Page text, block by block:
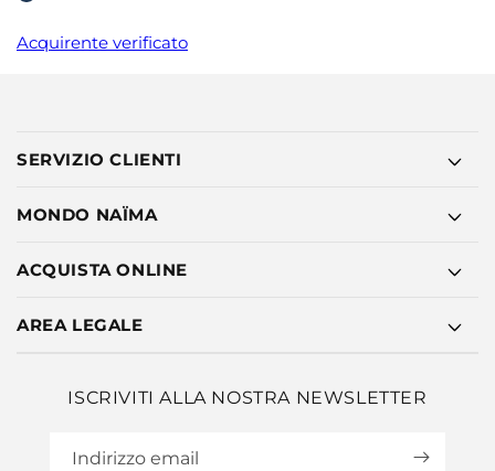
Acquirente verificato
SERVIZIO CLIENTI
MONDO NAÏMA
ACQUISTA ONLINE
AREA LEGALE
ISCRIVITI ALLA NOSTRA NEWSLETTER
Indirizzo email